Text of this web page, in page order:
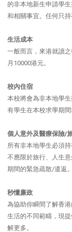
的非本地新生申請學
和相關事宜。任何只
生活成本
一般而言，來港就讀
月10000港元。
校內住宿
本校將會為非本地學
有學生在本校求學期間
個人意外及醫療保險/
所有非本地學生必須
不應限於旅行、人生
期間的緊急疏散/遣返。
秒懂廉政
為協助你瞬間了解香
生活的不同範疇，現
解更多。